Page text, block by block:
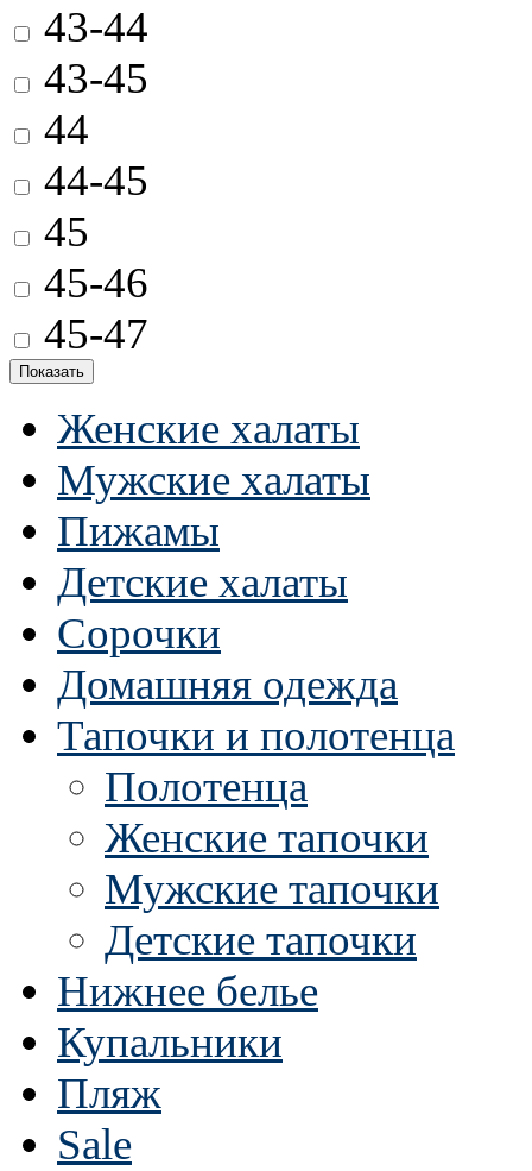
43-44
43-45
44
44-45
45
45-46
45-47
Женские халаты
Мужские халаты
Пижамы
Детские халаты
Сорочки
Домашняя одежда
Тапочки и полотенца
Полотенца
Женские тапочки
Мужские тапочки
Детские тапочки
Нижнее белье
Купальники
Пляж
Sale